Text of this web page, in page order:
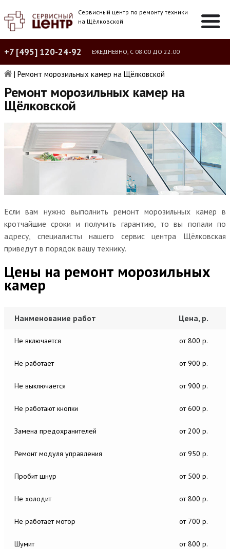
Сервисный центр по ремонту техники
на Щёлковской
+7 [495] 120-24-92 ЕЖЕДНЕВНО, С 08:00 ДО 22:00
| Ремонт морозильных камер на Щёлковской
Ремонт морозильных камер на
Щёлковской
Если вам нужно выполнить ремонт морозильных камер в
кротчайшие сроки и получить гарантию, то вы попали по
адресу, специалисты нашего сервис центра Щёлковская
приведут в порядок вашу технику.
Цены на ремонт морозильных
камер
Наименование работ Цена, р.
Не включается от 800 р.
Не работает от 900 р.
Не выключается от 900 р.
Не работают кнопки от 600 р.
Замена предохранителей от 200 р.
Ремонт модуля управления от 950 р.
Пробит шнур от 500 р.
Не холодит от 800 р.
Не работает мотор от 700 р.
Шумит от 800 р.